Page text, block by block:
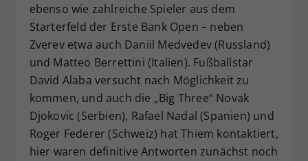
ebenso wie zahlreiche Spieler aus dem
Starterfeld der Erste Bank Open – neben
Zverev etwa auch Daniil Medvedev (Russland)
und Matteo Berrettini (Italien). Fußballstar
David Alaba versucht nach Möglichkeit zu
kommen, und auch die „Big Three“ Novak
Djokovic (Serbien), Rafael Nadal (Spanien) und
Roger Federer (Schweiz) hat Thiem kontaktiert,
hier waren definitive Antworten zunächst noch